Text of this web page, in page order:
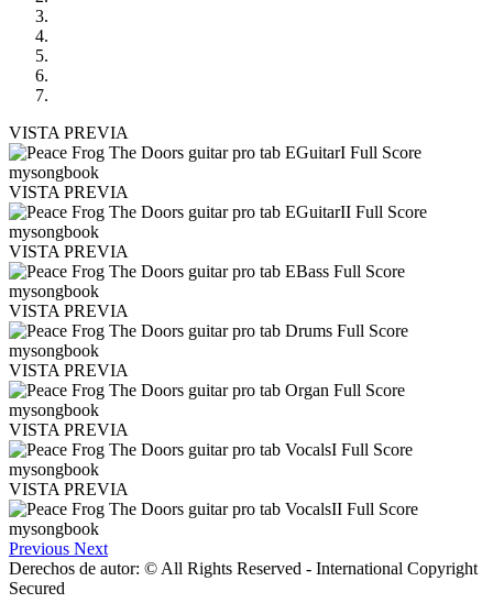
VISTA PREVIA
VISTA PREVIA
VISTA PREVIA
VISTA PREVIA
VISTA PREVIA
VISTA PREVIA
VISTA PREVIA
Previous Next
Derechos de autor: © All Rights Reserved - International Copyright
Secured